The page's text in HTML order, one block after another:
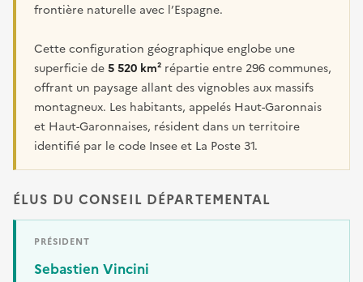
frontière naturelle avec l’Espagne.
Cette configuration géographique englobe une
superficie de5 520 km² répartie entre 296 communes,
offrant un paysage allant des vignobles aux massifs
montagneux. Les habitants, appelés Haut-Garonnais
et Haut-Garonnaises, résident dans un territoire
identifié par le code Insee et La Poste 31.
ÉLUS DU CONSEIL DÉPARTEMENTAL
PRÉSIDENT
Sebastien Vincini